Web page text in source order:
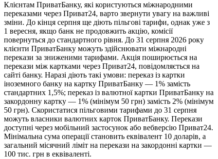
Клієнтам ПриватБанку, які користуються міжнародними
переказами через Приват24, варто звернути увагу на важливі
зміни. До кінця серпня ще діють пільгові тарифи, однак уже з
1 вересня, якщо банк не продовжить акцію, комісії
повернуться до стандартного рівня. До 31 серпня 2026 року
клієнти ПриватБанку можуть здійснювати міжнародні
перекази за зниженими тарифами. Акція поширюється на
перекази між картками через Приват24, повідомляється на
сайті банку. Наразі діють такі умови: переказ із картки
іноземного банку на картку ПриватБанку — 1% замість
стандартних 1,5%; переказ із валютної картки ПриватБанку на
закордонну картку — 1% (мінімум 50 грн) замість 2% (мінімум
50 грн). Скористатися пільговими тарифами до 31 серпня
можуть власники валютних карток ПриватБанку. Перекази
доступні через мобільний застосунок або вебверсію Приват24.
Мінімальна сума операції становить еквівалент 10 доларів, а
загальний місячний ліміт на перекази на закордонні картки —
100 тис. грн в еквіваленті.